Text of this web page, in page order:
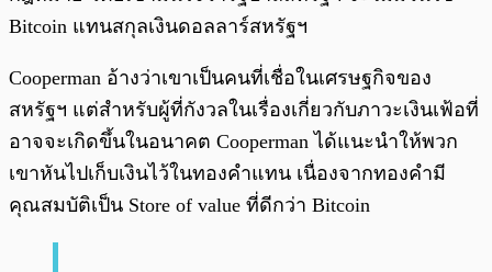
Bitcoin แทนสกุลเงินดอลลาร์สหรัฐฯ
Cooperman อ้างว่าเขาเป็นคนที่เชื่อในเศรษฐกิจของ
สหรัฐฯ แต่สำหรับผู้ที่กังวลในเรื่องเกี่ยวกับภาวะเงินเฟ้อที่
อาจจะเกิดขึ้นในอนาคต Cooperman ได้แนะนำให้พวก
เขาหันไปเก็บเงินไว้ในทองคำแทน เนื่องจากทองคำมี
คุณสมบัติเป็น Store of value ที่ดีกว่า Bitcoin